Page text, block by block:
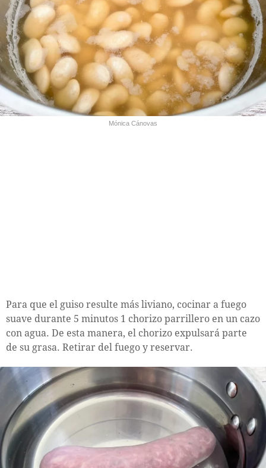
Mónica Cánovas
Para que el guiso resulte más liviano, cocinar a fuego
suave durante 5 minutos 1 chorizo parrillero en un cazo
con agua. De esta manera, el chorizo expulsará parte
de su grasa. Retirar del fuego y reservar.